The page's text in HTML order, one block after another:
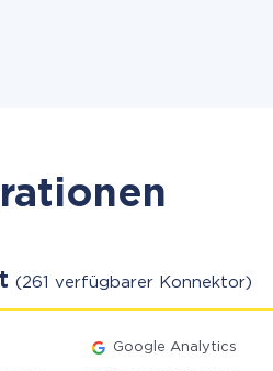
(261 verfügbarer Konnektor)
Google Analytics